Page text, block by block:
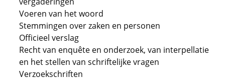
Voeren van het woord
Stemmingen over zaken en personen
Officieel verslag
Recht van enquête en onderzoek, van interpellatie
en het stellen van schriftelijke vragen
Verzoekschriften